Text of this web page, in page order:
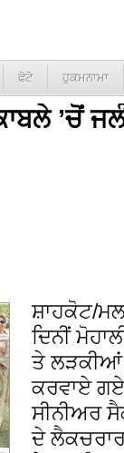
ਫੋਟੋ ਹੁਕਮਨਾਮਾ
’ਚੋਂ
ਸ਼ਾਹਕੋਟ/
ਦਿਨੀਂ
ਤੇ ਲੜਕੀਆਂ
ਕਰਵਾਏ
ਸੀਨੀਅਰ
ਦੇ